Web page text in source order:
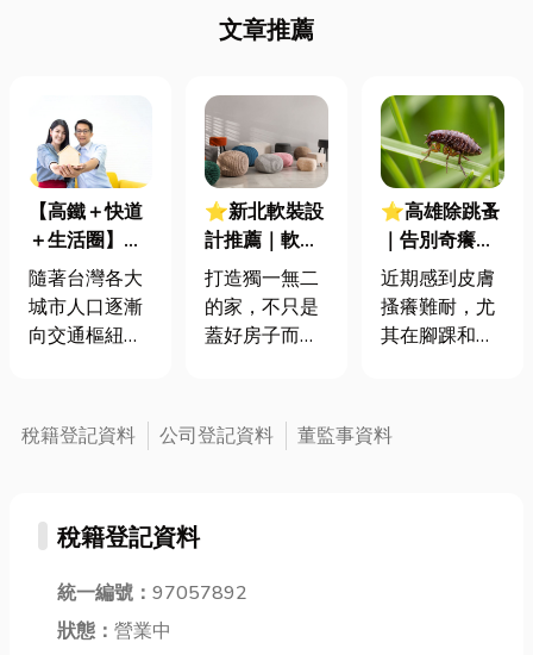
文章推薦
【高鐵＋快道
＋生活圈】新
竹人的理想居
所，正在悄悄
成形
隨著台灣各大
城市人口逐漸
向交通樞紐與
率」與「生活
便利」成為現
素。 對高科技
新竹來說，能
兼顧通勤便
⭐新北軟裝設
計推薦｜軟裝
設計vs.室內設
計，差在哪？
3分鐘帶你了
打造獨一無二
的家，不只是
蓋好房子而
這個詞越來越
常被提起，到
不同呢？如果
⭐高雄除跳蚤
｜告別奇癢難
耐，徹底擺脫
家中跳蚤危
機！一篇教你
近期感到皮膚
搔癢難耐，尤
其在腳踝和腿
物是否也抓個
不停，甚至在
稅籍登記資料 公司登記資料 董監事資料
稅籍登記資料
統一編號： 97057892
狀態： 營業中